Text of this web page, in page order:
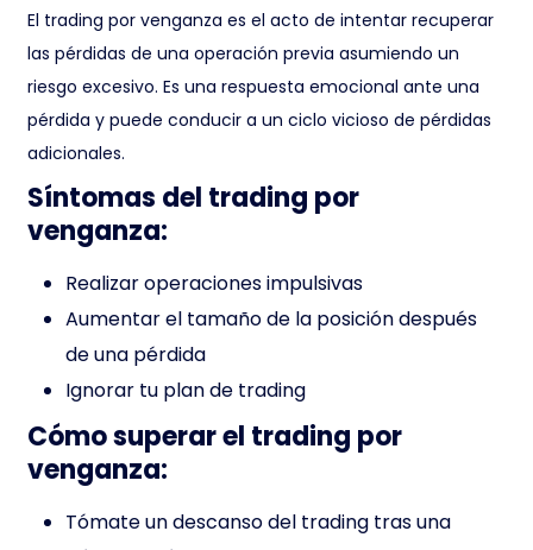
El trading por venganza es el acto de intentar recuperar
las pérdidas de una operación previa asumiendo un
riesgo excesivo. Es una respuesta emocional ante una
pérdida y puede conducir a un ciclo vicioso de pérdidas
adicionales.
Síntomas del trading por
venganza:
Realizar operaciones impulsivas
Aumentar el tamaño de la posición después
de una pérdida
Ignorar tu plan de trading
Cómo superar el trading por
venganza:
Tómate un descanso del trading tras una